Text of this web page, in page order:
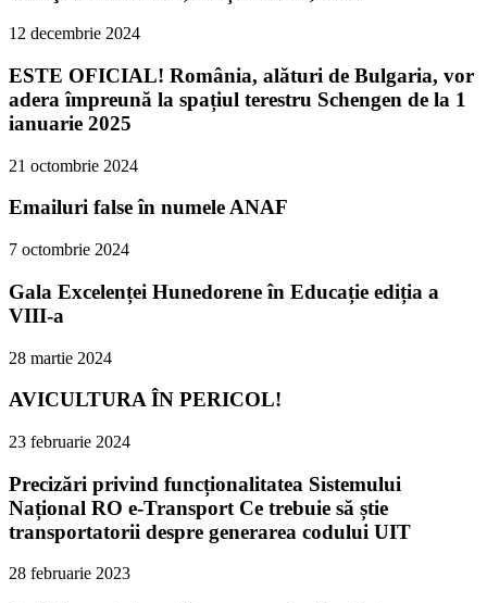
12 decembrie 2024
ESTE OFICIAL! România, alături de Bulgaria, vor
adera împreună la spațiul terestru Schengen de la 1
ianuarie 2025
21 octombrie 2024
Emailuri false în numele ANAF
7 octombrie 2024
Gala Excelenței Hunedorene în Educație ediția a
VIII-a
28 martie 2024
AVICULTURA ÎN PERICOL!
23 februarie 2024
Precizări privind funcționalitatea Sistemului
Național RO e-Transport Ce trebuie să știe
transportatorii despre generarea codului UIT
28 februarie 2023